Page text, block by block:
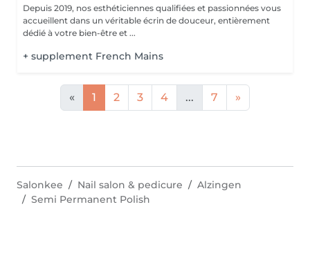
Depuis 2019, nos esthéticiennes qualifiées et passionnées vous
accueillent dans un véritable écrin de douceur, entièrement
dédié à votre bien-être et ...
+ supplement French Mains
« 1 2 3 4 ... 7 »
Salonkee Nail salon & pedicure
Alzingen
Semi Permanent Polish